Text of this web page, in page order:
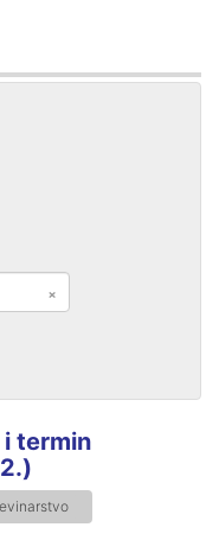
×
i termin